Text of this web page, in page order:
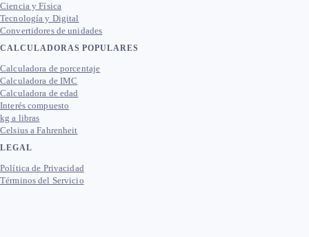
Ciencia y Física
Tecnología y Digital
Convertidores de unidades
CALCULADORAS POPULARES
Calculadora de porcentaje
Calculadora de IMC
Calculadora de edad
Interés compuesto
kg a libras
Celsius a Fahrenheit
LEGAL
Política de Privacidad
Términos del Servicio